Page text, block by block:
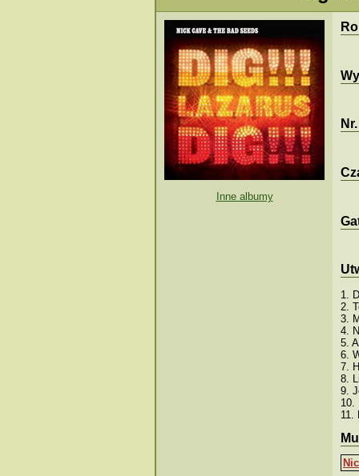
Inne albumy
1.
2.
3.
4.
5.
6.
7.
8.
9.
10.
11.